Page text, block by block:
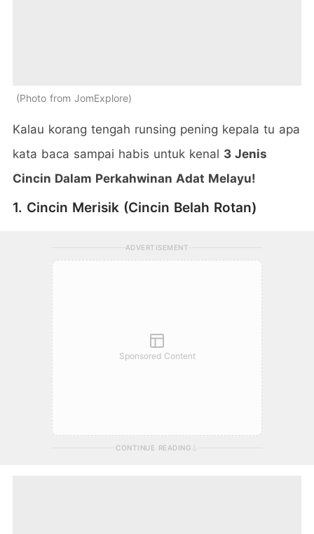
Photo from JomExplore
Kalau korang tengah runsing pening kepala tu apa
kata baca sampai habis untuk kenal 3 Jenis
Cincin Dalam Perkahwinan Adat Melayu!
1. Cincin Merisik (Cincin Belah Rotan)
ADVERTISEMENT
Sponsored Content
CONTINUE READING